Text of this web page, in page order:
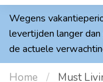
Wegens
levertijden langer
de actuele
Home / Must